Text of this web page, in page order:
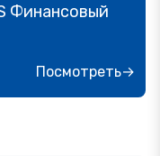
Финансовый
Посмотреть→